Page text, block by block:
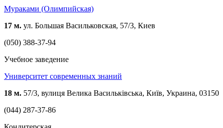
Мураками (Олимпийская)
17 м. ул. Большая Васильковская, 57/3, Киев
(050) 388-37-94
Учебное заведение
Университет современных знаний
18 м. 57/3, вулиця Велика Васильківська, Київ, Украина, 03150
(044) 287-37-86